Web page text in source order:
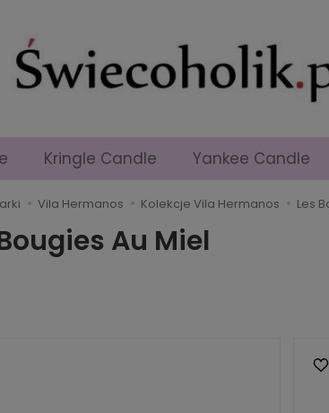
Kringle Candle Yankee Candle
Vila Hermanos Kolekcje Vila Hermanos Les
Au Miel